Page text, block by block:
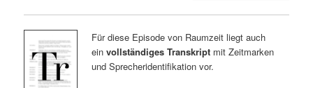
Für diese Episode von Raumzeit liegt auch
ein vollständiges Transkriptmit Zeitmarken
und Sprecheridentifikation vor.